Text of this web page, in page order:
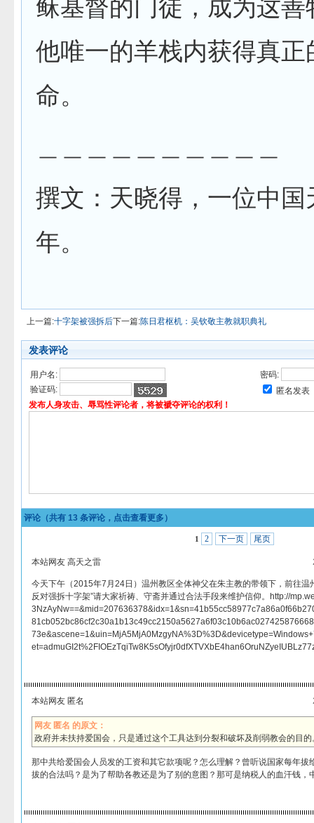
稣基督的门徒，成为这善
他唯一的羊栈内获得真正
命。
撰文：天晓得，一位中国
年。
上一篇:十字架被强拆后下一篇:陈日君枢机：吴钦敬主教就职典礼
发表评论
用户名:
密码:
验证码:
匿名发表
发布人身攻击、辱骂性评论者，将被褫夺评论的权利！
评论（共有 13 条评论，点击查看更多）
1 2 下一页 尾页
本站网友 高天之雷
今天下午（2015年7月24日）温州教区全体神父在朱主教的带领下，前往温
反对强拆十字架”请大家祈祷、守斋并通过合法手段来维护信仰。http://
本站网友 匿名
网友 匿名 的原文：
政府并未扶持爱国会，只是通过这个工具达到分裂和破坏及削弱教会的目的
那中共给爱国会人员发的工资和其它款项呢？怎么理解？曾听说国家每年拔
拔的合法吗？是为了帮助各教还是为了别的意图？那可是纳税人的血汗钱，